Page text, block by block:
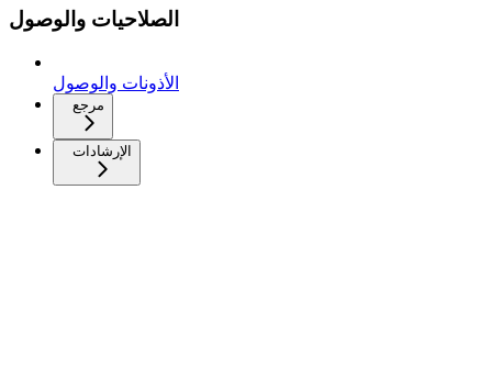
الصلاحيات والوصول
الأذونات والوصول
مرجع
الإرشادات